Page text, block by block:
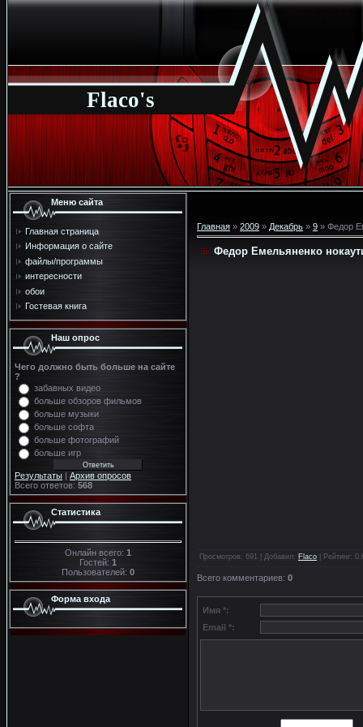
Flaco's
Меню сайта
Главная страница
Информация о сайте
файлы/программы
интересности
обои
Гостевая книга
Наш опрос
Чего должно быть больше на сайте
?
забавных видео
больше обзоров фильмов
больше музыки
больше софта
больше фотографий
больше игр
Результаты | Архив опросов
Всего ответов: 568
Статистика
Онлайн всего: 1
Гостей: 1
Пользователей: 0
Форма входа
Главная » 2009 » Декабрь » 9 » Федор
Федор Емельяненко
Просмотров : 691 | Добавил: Flaco Рейтинг:
Всего комментариев: 0
Имя *:
Email *: